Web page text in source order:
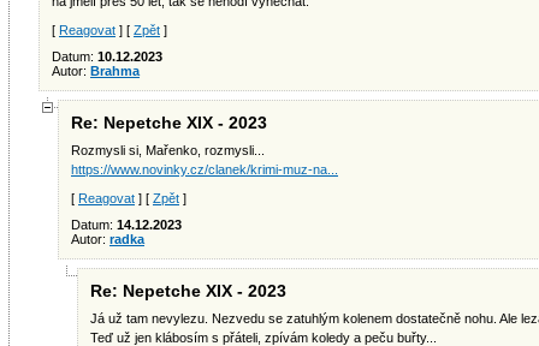
[ Reagovat ] [ Zpět ]
Datum: 10.12.2023
Autor: Brahma
Re: Nepetche XIX - 2023
Rozmysli si, Mařenko, rozmysli...
https://www.novinky.cz/clanek/krimi-muz-na...
[ Reagovat ] [ Zpět ]
Datum: 14.12.2023
Autor: radka
Re: Nepetche XIX - 2023
Já už tam nevylezu. Nezvedu se zatuhlým kolenem dostatečně nohu. Ale
Teď už jen klábosím s přáteli, zpívám koledy a peču buřty...